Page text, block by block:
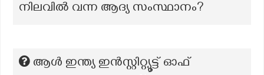
നിലവിൽ വന്ന ആദ്യ സംസ്ഥാനം?
ആൾ ഇന്ത്യ ഇൻസ്റ്റിറ്റ്യൂട്ട് ഓഫ്